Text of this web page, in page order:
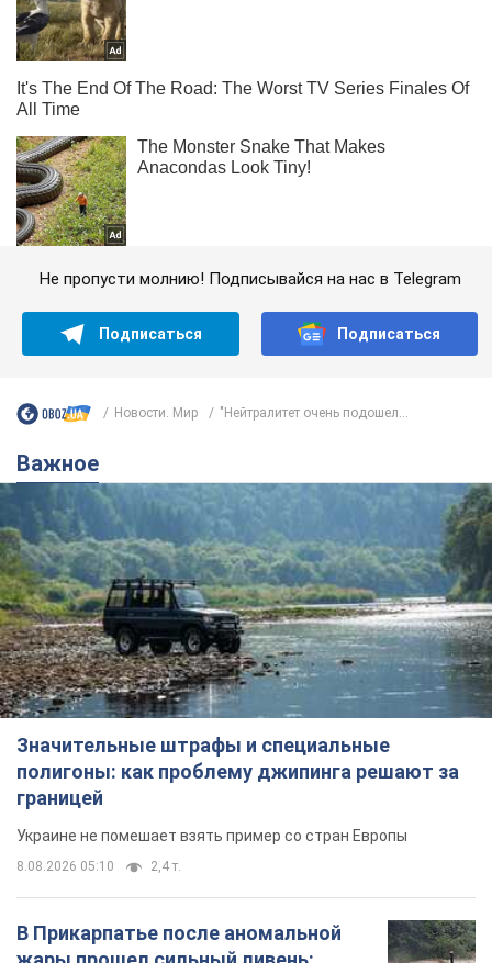
Не пропусти молнию! Подписывайся на нас в Telegram
Подписаться Подписаться
Новости. Мир "Нейтралитет очень подошел...
Важное
Значительные штрафы и специальные
полигоны: как проблему джипинга решают за
границей
Украине не помешает взять пример со стран Европы
8.08.2026 05:10 2,4 т.
В Прикарпатье после аномальной